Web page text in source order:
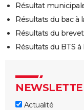
Résultat
Résultats du bac à
Résultats du
Résultats du BTS à
Actualité